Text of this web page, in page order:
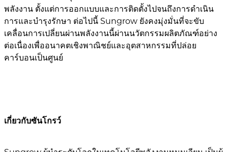
พลังงาน ตั้งแต่การออกแบบและการติดตั้งไปจนถึงการดำเนิน
การและบำรุงรักษา ต่อไปนี้ Sungrow ยังคงมุ่งมั่นที่จะขับ
เคลื่อนการเปลี่ยนผ่านพลังงานนี้ผ่านนวัตกรรมผลิตภัณฑ์อย่าง
ต่อเนื่องเพื่ออนาคตเชิงพาณิชย์และอุตสาหกรรมที่ปล่อย
คาร์บอนเป็นศูนย์
เกี่ยวกับซันโกรว์